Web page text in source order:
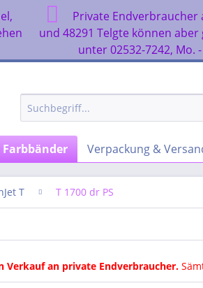
Private Endverbraucher
und 48291 Telgte können
unter 02532-7242, Mo.
Verpackung &
T T 1700 dr PS
Verkauf an private Endverbraucher.